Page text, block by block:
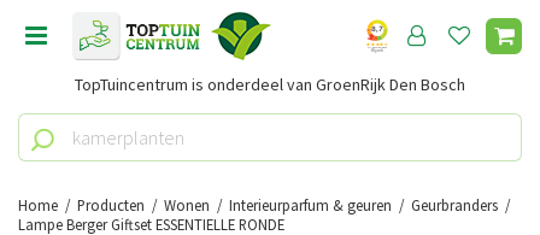
Home Producten Wonen Interieurparfum & geuren
Geurbranders
Lampe Berger Giftset ESSENTIELLE RONDE
TopTuincentrum is onderdeel van GroenRijk Den Bosch